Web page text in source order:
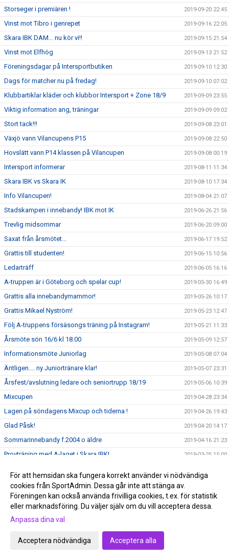
Storseger i premiären ! 2019-09-20 22:45
Vinst mot Tibro i genrepet 2019-09-16 22:05
Skara IBK DAM... nu kör vi!! 2019-09-15 21:54
Vinst mot Elfhög 2019-09-13 21:52
Föreningsdagar på Intersportbutiken 2019-09-10 12:30
Dags för matcher nu på fredag! 2019-09-10 07:02
Klubbartiklar kläder och klubbor Intersport + Zone 18/9 2019-09-09 23:55
Viktig information ang, träningar 2019-09-09 09:02
Stort tack!!! 2019-09-08 23:01
Växjö vann Vilancupens P15 2019-09-08 22:50
Hovslätt vann P14 klassen på Vilancupen 2019-09-08 00:19
Intersport informerar 2019-08-11 11:34
Skara IBK vs Skara IK 2019-08-10 17:34
Info Vilancupen! 2019-08-04 21:07
Stadskampen i innebandy! IBK mot IK 2019-06-26 21:56
Trevlig midsommar 2019-06-20 09:00
Saxat från årsmötet... 2019-06-17 19:52
Grattis till studenten! 2019-06-15 10:56
Ledarträff 2019-06-05 16:16
A-truppen är i Göteborg och spelar cup! 2019-05-30 16:49
Grattis alla innebandymammor! 2019-05-26 10:17
Grattis Mikael Nyström! 2019-05-23 12:47
Följ A-truppens försäsongs träning på Instagram! 2019-05-21 11:33
Årsmöte sön 16/6 kl 18.00 2019-05-09 12:57
Informationsmöte Juniorlag 2019-05-08 07:04
Äntligen.... ny Juniortränare klar! 2019-05-07 23:31
Årsfest/avslutning ledare och seniortrupp 18/19 2019-05-06 10:39
Mixcupen 2019-04-28 23:34
Lagen på söndagens Mixcup och tiderna ! 2019-04-26 19:43
Glad Påsk! 2019-04-20 14:17
Sommarinnebandy f.2004 o äldre 2019-04-16 21:23
Provträning med A-laget i Skara IBK! 2019-03-25 15:00
V 14 är Vilanhallen stängd!
VilanCup möte sön 17/3 kl 17–18 2019-03-05 15:58
Fotoalbum Skara - Tibro 10-1
Storseger i serieepilogen !
För att hemsidan ska fungera korrekt använder vi nödvändiga
cookies från SportAdmin. Dessa går inte att stänga av.
Föreningen kan också använda frivilliga cookies, t.ex. för statistik
eller marknadsföring. Du väljer själv om du vill acceptera dessa.
Anpassa dina val
Acceptera nödvändiga Acceptera alla